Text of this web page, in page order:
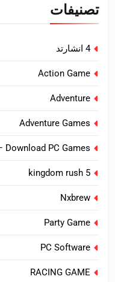
تصنيفات
4 انشارتد
Action Game
Adventure
Adventure Games
Download PC Games – تحميل العاب الويندوز
kingdom rush 5
Nxbrew
Party Game
PC Software
RACING GAME